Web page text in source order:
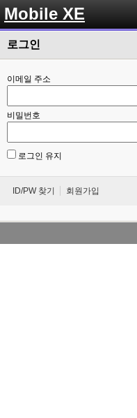
Mobile XE
로그인
이메일 주소
비밀번호
로그인 유지
ID/PW 찾기 회원가입